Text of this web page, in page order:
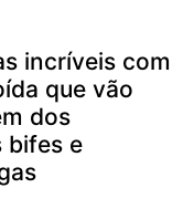
incríveis com
que vão
dos
bifes e